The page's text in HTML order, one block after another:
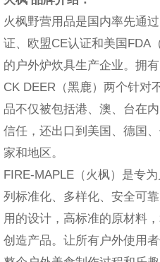
火枫野营用品是国内率先通
证、欧盟CE认证和美国FDA
的户外炉炊具生产企业。拥
CK DEER（黑鹿）两个针对
品不仅被包括港、澳、台在
信任，还出口到美国、德国
家和地区。
FIRE-MAPLE（火枫）是专
列标准化、多样化、安全可
用的设计，高标准的原材料
创造产品。让所有户外使用